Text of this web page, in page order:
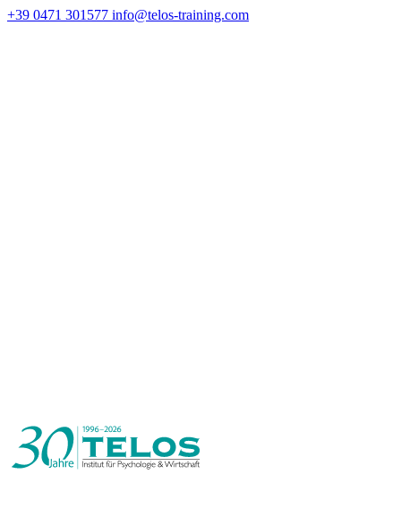
+39 0471 301577 info@telos-training.com